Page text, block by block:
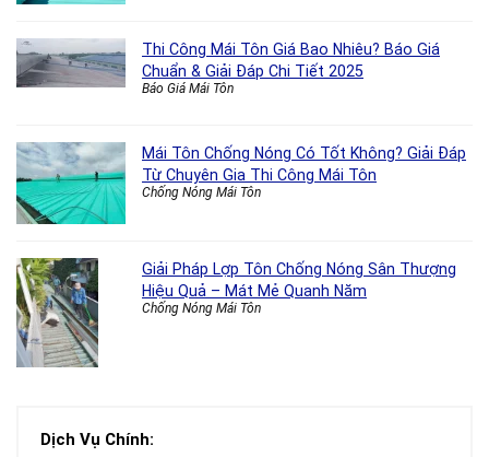
Thi Công Mái Tôn Giá Bao Nhiêu? Báo Giá
Chuẩn & Giải Đáp Chi Tiết 2025
Báo Giá Mái Tôn
Mái Tôn Chống Nóng Có Tốt Không? Giải Đáp
Từ Chuyên Gia Thi Công Mái Tôn
Chống Nóng Mái Tôn
Giải Pháp Lợp Tôn Chống Nóng Sân Thượng
Hiệu Quả – Mát Mẻ Quanh Năm
Chống Nóng Mái Tôn
Dịch Vụ Chính: